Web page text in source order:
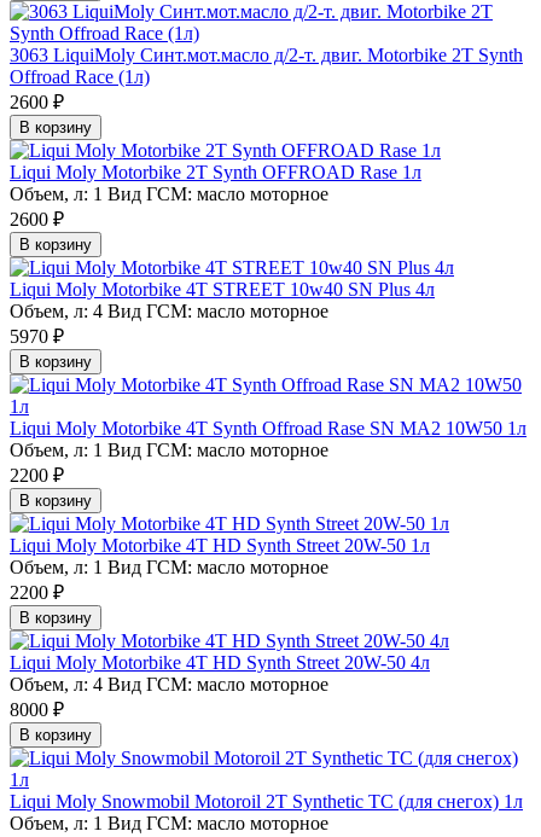
3063 LiquiMoly Синт.мот.масло д/2-т. двиг. Motorbike 2T Synth
Offroad Race (1л)
2600 ₽
В корзину
Liqui Moly Motorbike 2T Synth OFFROAD Rase 1л
Объем, л: 1 Вид ГСМ: масло моторное
2600 ₽
В корзину
Liqui Moly Motorbike 4T STREET 10w40 SN Plus 4л
Объем, л: 4 Вид ГСМ: масло моторное
5970 ₽
В корзину
Liqui Moly Motorbike 4T Synth Offroad Rase SN MA2 10W50 1л
Объем, л: 1 Вид ГСМ: масло моторное
2200 ₽
В корзину
Liqui Moly Motorbike 4Т HD Synth Street 20W-50 1л
Объем, л: 1 Вид ГСМ: масло моторное
2200 ₽
В корзину
Liqui Moly Motorbike 4Т HD Synth Street 20W-50 4л
Объем, л: 4 Вид ГСМ: масло моторное
8000 ₽
В корзину
Liqui Moly Snowmobil Motoroil 2T Synthetic TC (для снегох) 1л
Объем, л: 1 Вид ГСМ: масло моторное